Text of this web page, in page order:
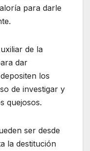
para darle
de la
dar
los
de investigar y
quejosos.
ser desde
la destitución